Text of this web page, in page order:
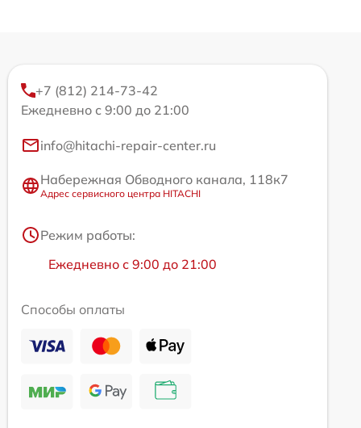
+7 (812) 214-73-42
Ежедневно с 9:00 до 21:00
info@hitachi-repair-center.ru
Набережная Обводного канала, 118к7
Адрес сервисного центра HITACHI
Режим работы:
Ежедневно с 9:00 до 21:00
Способы оплаты